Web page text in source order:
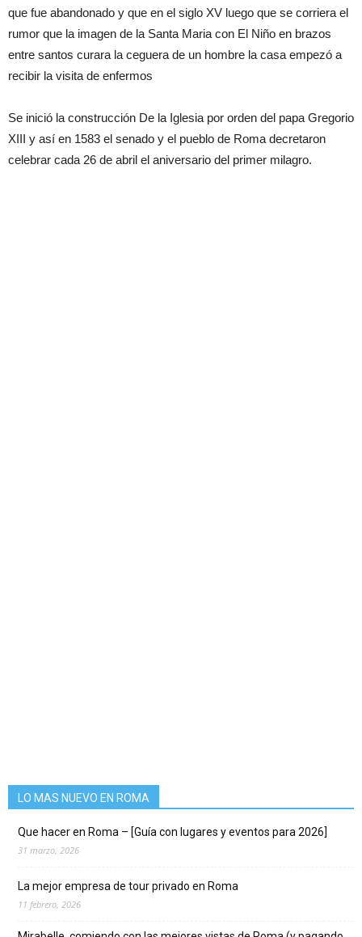
que fue abandonado y que en el siglo XV luego que se corriera el
rumor que la imagen de la Santa Maria con El Niño en brazos
entre santos curara la ceguera de un hombre la casa empezó a
recibir la visita de enfermos
Se inició la construcción De la Iglesia por orden del papa Gregorio
XIII y así en 1583 el senado y el pueblo de Roma decretaron
celebrar cada 26 de abril el aniversario del primer milagro.
LO MAS NUEVO EN ROMA
Que hacer en Roma – [Guía con lugares y eventos para 2026]
31 marzo, 2026
La mejor empresa de tour privado en Roma
11 febrero, 2026